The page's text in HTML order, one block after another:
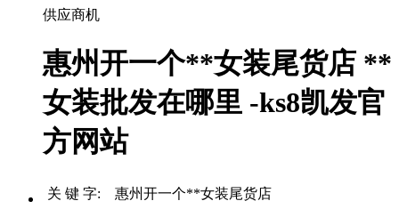
供应商机
惠州开一个**女装尾货店 **
女装批发在哪里 -ks8凯发官
方网站
关 键 字: 惠州开一个**女装尾货店